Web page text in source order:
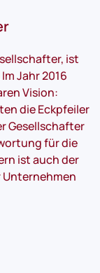
ist
Jahr 2016
Vision:
die Eckpfeiler
Gesellschafter
für die
ist auch der